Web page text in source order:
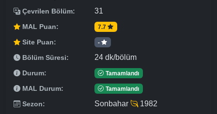
Çevrilen Bölüm: 31
MAL Puan: 7.7
Site Puan: -
Bölüm Süresi: 24 dk/bölüm
Durum: Tamamlandı
MAL Durum: Tamamlandı
Sezon: Sonbahar 1982